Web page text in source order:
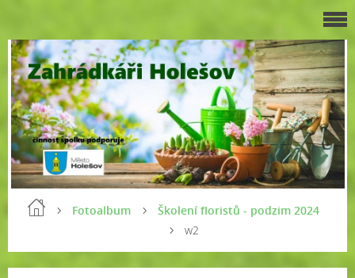
Fotoalbum
Školení floristů - podzim 2024
w2